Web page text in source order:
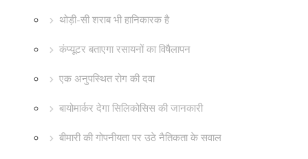
थोड़ी-सी शराब भी हानिकारक है
कंप्यूटर बताएगा रसायनों का विषैलापन
एक अनुपस्थित रोग की दवा
बायोमार्कर देगा सिलिकोसिस की जानकारी
बीमारी की गोपनीयता पर उठे नैतिकता के सवाल